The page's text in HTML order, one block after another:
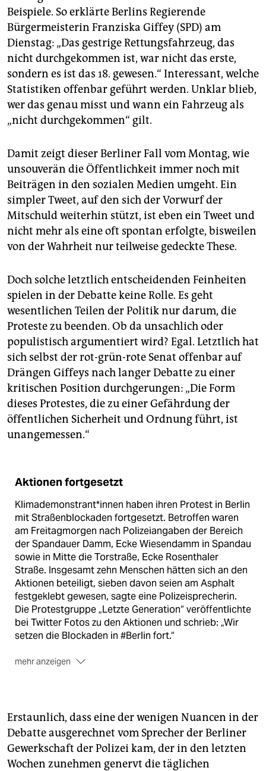
Beispiele. So erklärte Berlins Regierende
Bürgermeisterin Franziska Giffey (SPD) am
Dienstag: „Das gestrige Rettungsfahrzeug, das
nicht durchgekommen ist, war nicht das erste,
sondern es ist das 18. gewesen.“ Interessant, welche
Statistiken offenbar geführt werden. Unklar blieb,
wer das genau misst und wann ein Fahrzeug als
„nicht durchgekommen“ gilt.
Damit zeigt dieser Berliner Fall vom Montag, wie
unsouverän die Öffentlichkeit immer noch mit
Beiträgen in den sozialen Medien umgeht. Ein
simpler Tweet, auf den sich der Vorwurf der
Mitschuld weiterhin stützt, ist eben ein Tweet und
nicht mehr als eine oft spontan erfolgte, bisweilen
von der Wahrheit nur teilweise gedeckte These.
Doch solche letztlich entscheidenden Feinheiten
spielen in der Debatte keine Rolle. Es geht
wesentlichen Teilen der Politik nur darum, die
Proteste zu beenden. Ob da unsachlich oder
populistisch argumentiert wird? Egal. Letztlich hat
sich selbst der rot-grün-rote Senat offenbar auf
Drängen Giffeys nach langer Debatte zu einer
kritischen Position durchgerungen: „Die Form
dieses Protestes, die zu einer Gefährdung der
öffentlichen Sicherheit und Ordnung führt, ist
unangemessen.“
Aktionen fortgesetzt
Kli­ma­de­mons­tran­t*in­nen haben ihren Protest in Berlin
mit Straßenblockaden fortgesetzt. Betroffen waren
am Freitagmorgen nach Polizeiangaben der Bereich
der Spandauer Damm, Ecke Wiesendamm in Spandau
sowie in Mitte die Torstraße, Ecke Rosenthaler
Straße. Insgesamt zehn Menschen hätten sich an den
Aktionen beteiligt, sieben davon seien am Asphalt
festgeklebt gewesen, sagte eine Polizeisprecherin.
Die Protestgruppe „Letzte Generation“ veröffentlichte
bei Twitter Fotos zu den Aktionen und schrieb: „Wir
setzen die Blockaden in #Berlin fort.“
mehr anzeigen
weiterzumachen. Größte Gefahr ist hinzunehmen,
dass die Regierung nicht mal einfachste
Sicherheitsmaßnahmen ergreift.“(dpa)
Erstaunlich, dass eine der wenigen Nuancen in der
Debatte ausgerechnet vom Sprecher der Berliner
Gewerkschaft der Polizei kam, der in den letzten
Wochen zunehmen genervt die täglichen